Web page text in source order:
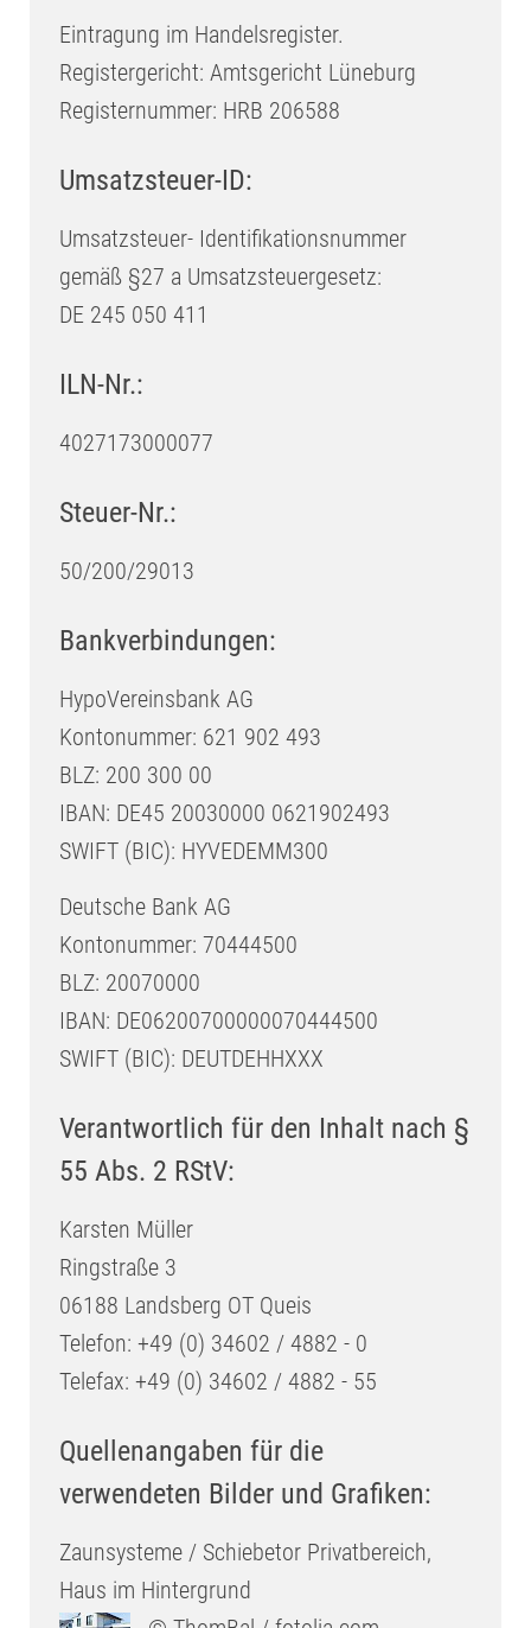
Eintragung im Handelsregister.
Registergericht: Amtsgericht Lüneburg
Registernummer: HRB 206588
Umsatzsteuer-ID:
Umsatzsteuer- Identifikationsnummer
gemäß §27 a Umsatzsteuergesetz:
DE 245 050 411
ILN-Nr.:
4027173000077
Steuer-Nr.:
50/200/29013
Bankverbindungen:
HypoVereinsbank AG
Kontonummer: 621 902 493
BLZ: 200 300 00
IBAN: DE45 20030000 0621902493
SWIFT (BIC): HYVEDEMM300
Deutsche Bank AG
Kontonummer: 70444500
BLZ: 20070000
IBAN: DE06200700000070444500
SWIFT (BIC): DEUTDEHHXXX
Verantwortlich für den Inhalt nach §
55 Abs. 2 RStV:
Karsten Müller
Ringstraße 3
06188 Landsberg OT Queis
Telefon: +49 (0) 34602 / 4882 - 0
Telefax: +49 (0) 34602 / 4882 - 55
Quellenangaben für die
verwendeten Bilder und Grafiken:
Zaunsysteme / Schiebetor Privatbereich,
Haus im Hintergrund